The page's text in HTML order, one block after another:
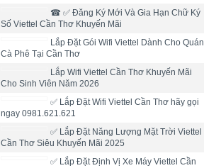
☎ ✅‎ Đăng Ký Mới Và Gia Hạn Chữ Ký
Số Viettel Cần Thơ Khuyến Mãi
Lắp Đặt Gói Wifi Viettel Dành Cho Quán
Cà Phê Tại Cần Thơ
Lắp Wifi Viettel Cần Thơ Khuyến Mãi
Cho Sinh Viên Năm 2026
✅ Lắp Đặt Wifi Viettel Cần Thơ hãy gọi
ngay 0981.621.621
✅ Lắp Đặt Năng Lượng Mặt Trời Viettel
Cần Thơ Siêu Khuyến Mãi 2025
✅ Lắp Đặt Định Vị Xe Máy Viettel Cần